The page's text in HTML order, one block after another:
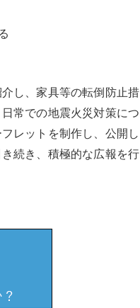
し、家具等の転倒防止措
常での地震火災対策につ
レットを制作し、公開し
続き、積極的な広報を行